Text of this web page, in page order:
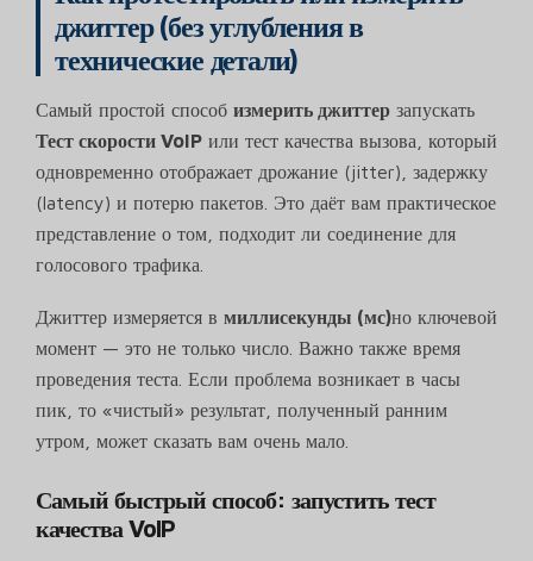
джиттер (без углубления в
технические детали)
Самый простой способ измерить джиттер запускать
Тест скорости VoIP или тест качества вызова, который
одновременно отображает дрожание (jitter), задержку
(latency) и потерю пакетов. Это даёт вам практическое
представление о том, подходит ли соединение для
голосового трафика.
Джиттер измеряется в миллисекунды (мс)но ключевой
момент — это не только число. Важно также время
проведения теста. Если проблема возникает в часы
пик, то «чистый» результат, полученный ранним
утром, может сказать вам очень мало.
Самый быстрый способ: запустить тест
качества VoIP